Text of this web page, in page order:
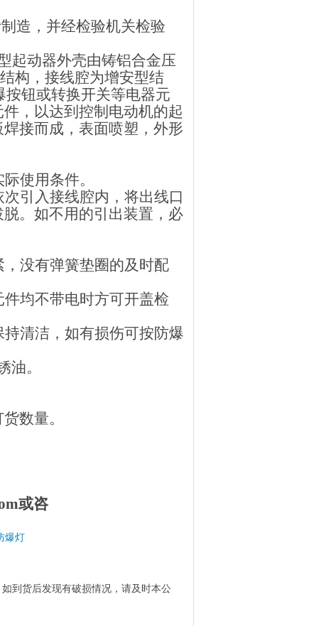
造，并经检验机关检验
起动器外壳由铸铝合金压
构，接线腔为增安型结
钮或转换开关等电器元
，以达到控制电动机的起
接而成，表面喷塑，外形
使用条件。
引入接线腔内，将出线口
。如不用的引出装置，必
，没有弹簧垫圈的及时配
件均不带电时方可开盖检
清洁，如有损伤可按防爆
油。
数量。
或咨
爆灯
到货后发现有破损情况，请及时本公